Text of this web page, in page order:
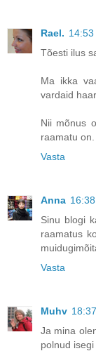
Rael. 14:53
Tõesti ilus
Ma ikka
vardaid
Nii mõnus
raamatu
Vasta
Anna 16:38
Sinu blogi
raamatus
Vasta
Muhv 18:37
Ja mina
polnud